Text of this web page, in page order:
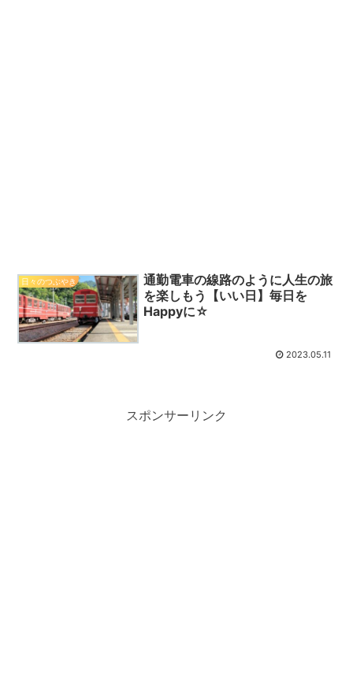
日々のつぶやき
通勤電車の線路のように人生の旅
を楽しもう【いい日】毎日を
Happyに☆
2023.05.11
スポンサーリンク